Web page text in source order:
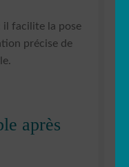
il facilite la pose
précise de
après